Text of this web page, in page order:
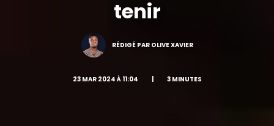
tenir
RÉDIGÉ PAR OLIVE XAVIER
23 MAR 2024 À 11:04 | 3 MINUTES